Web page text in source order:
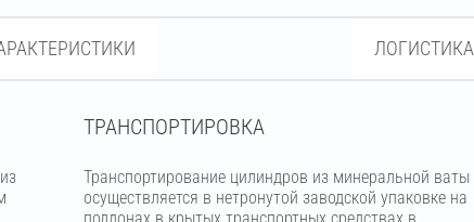
ЛОГИСТИКА
ТРАНСПОРТИРОВКА
Транспортирование цилиндров из минеральной ваты
осуществляется в нетронутой заводской упаковке на